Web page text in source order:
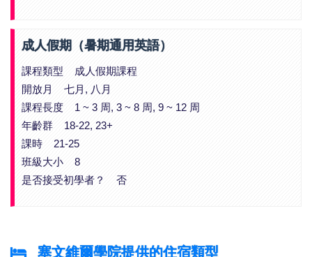
成人假期（暑期通用英語）
課程類型 成人假期課程
開放月 七月, 八月
課程長度 1 ~ 3 周, 3 ~ 8 周, 9 ~ 12 周
年齡群 18-22, 23+
課時 21-25
班級大小 8
是否接受初學者？ 否
塞文維爾學院提供的住宿類型